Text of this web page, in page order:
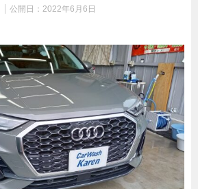
公開日： 2022年6月6日